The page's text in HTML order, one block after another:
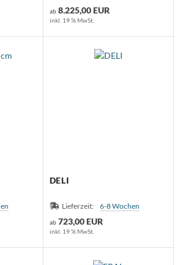
ab 8.225,00 EUR
inkl. 19 % MwSt.
DELI
Lieferzeit: 6-8 Wochen
ab 723,00 EUR
inkl. 19 % MwSt.